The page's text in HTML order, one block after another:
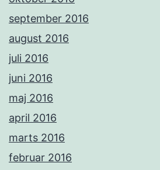
september 2016
august 2016
juli 2016
juni 2016
maj 2016
april 2016
marts 2016
februar 2016